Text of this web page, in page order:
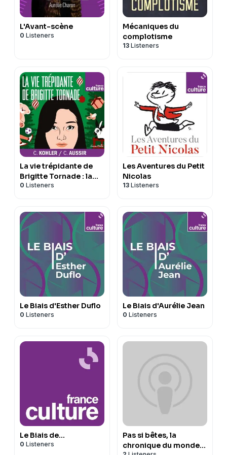
L'Avant-scène
0 Listeners
Mécaniques du
complotisme
13 Listeners
La vie trépidante de
Brigitte Tornade : la
magie de Noël
0 Listeners
Les Aventures du Petit
Nicolas
13 Listeners
Le Biais d'Esther Duflo
0 Listeners
Le Biais d'Aurélie Jean
0 Listeners
Le Biais de...
0 Listeners
Pas si bêtes, la
chronique du monde